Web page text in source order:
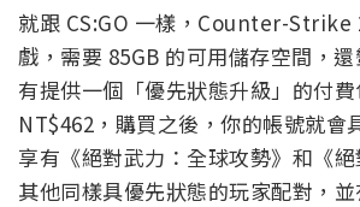
就跟 CS:GO 一樣，Counter-Strike
戲，需要 85GB 的可用儲存空間，
有提供一個「優先狀態升級」的付
NT$462，購買之後，你的帳號就會
享有《絕對武力：全球攻勢》和《
其他同樣具優先狀態的玩家配對，